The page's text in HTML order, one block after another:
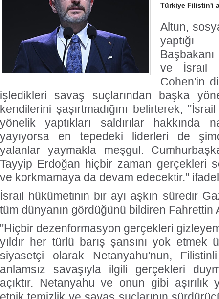
Türkiye Filistin'i
Altun,
yaptığı
ve İsrail
Cohen'in
işledikleri savaş suçlarından başka
kendilerini şaşırtmadığını belirterek,
yönelik yaptıkları saldırılar hakkında
yayıyorsa en tepedeki liderleri de
yalanlar yaymakla meşgul.
Tayyip Erdoğan hiçbir zaman gerçekleri
ve korkmamaya da devam edecektir."
İsrail hükümetinin bir ayı aşkın süredir
tüm dünyanın gördüğünü bildiren Fahrettin
"Hiçbir dezenformasyon gerçekleri
yıldır her türlü barış şansını yok etmek
siyasetçi olarak Netanyahu'nun,
anlamsız savaşıyla ilgili gerçekleri
açıktır. Netanyahu ve onun gibi aşırılık